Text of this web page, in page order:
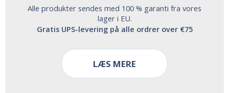
Alle produkter sendes med 100 % garanti fra vores
lager i EU.
Gratis UPS-levering på alle ordrer over €75
LÆS MERE